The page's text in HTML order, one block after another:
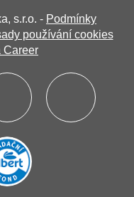
s.r.o. - Podmínky
používání cookies
Career